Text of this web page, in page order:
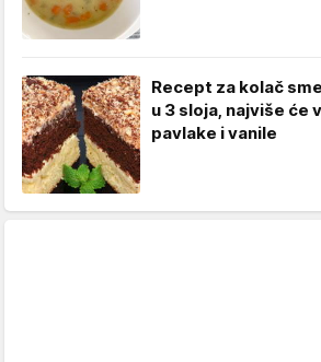
Recept za kolač
u 3 sloja, najviše će
pavlake i vanile